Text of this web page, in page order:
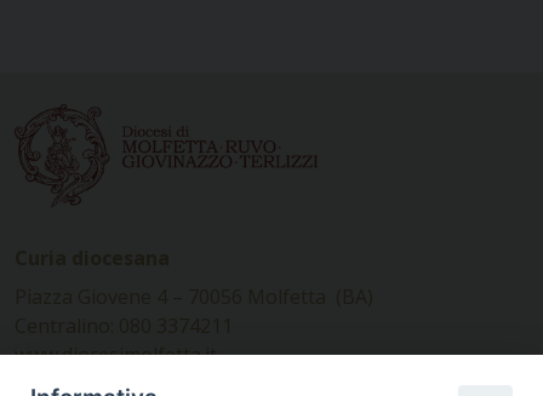
www.diocesimolfetta.it –
diocesimolfetta@pec.chiesacattolica.it